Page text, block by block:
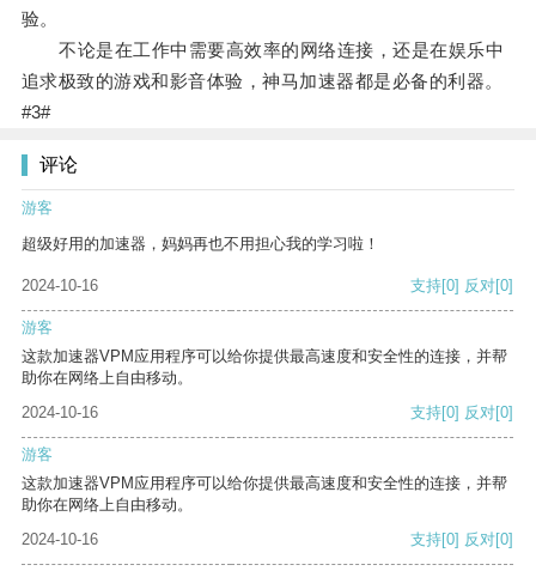
验。
不论是在工作中需要高效率的网络连接，还是在娱乐中
追求极致的游戏和影音体验，神马加速器都是必备的利器。
#3#
评论
游客
超级好用的加速器，妈妈再也不用担心我的学习啦！
2024-10-16 支持[0] 反对[0]
游客
这款加速器VPM应用程序可以给你提供最高速度和安全性的连接，并帮
助你在网络上自由移动。
2024-10-16
支持[0] 反对[0]
游客
这款加速器VPM应用程序可以给你提供最高速度和安全性的连接，并帮
助你在网络上自由移动。
2024-10-16
支持[0] 反对[0]